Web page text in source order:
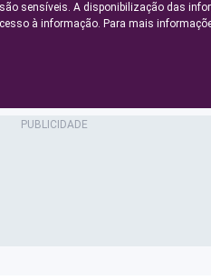
sensíveis. A disponibilização das
à informação. Para mais